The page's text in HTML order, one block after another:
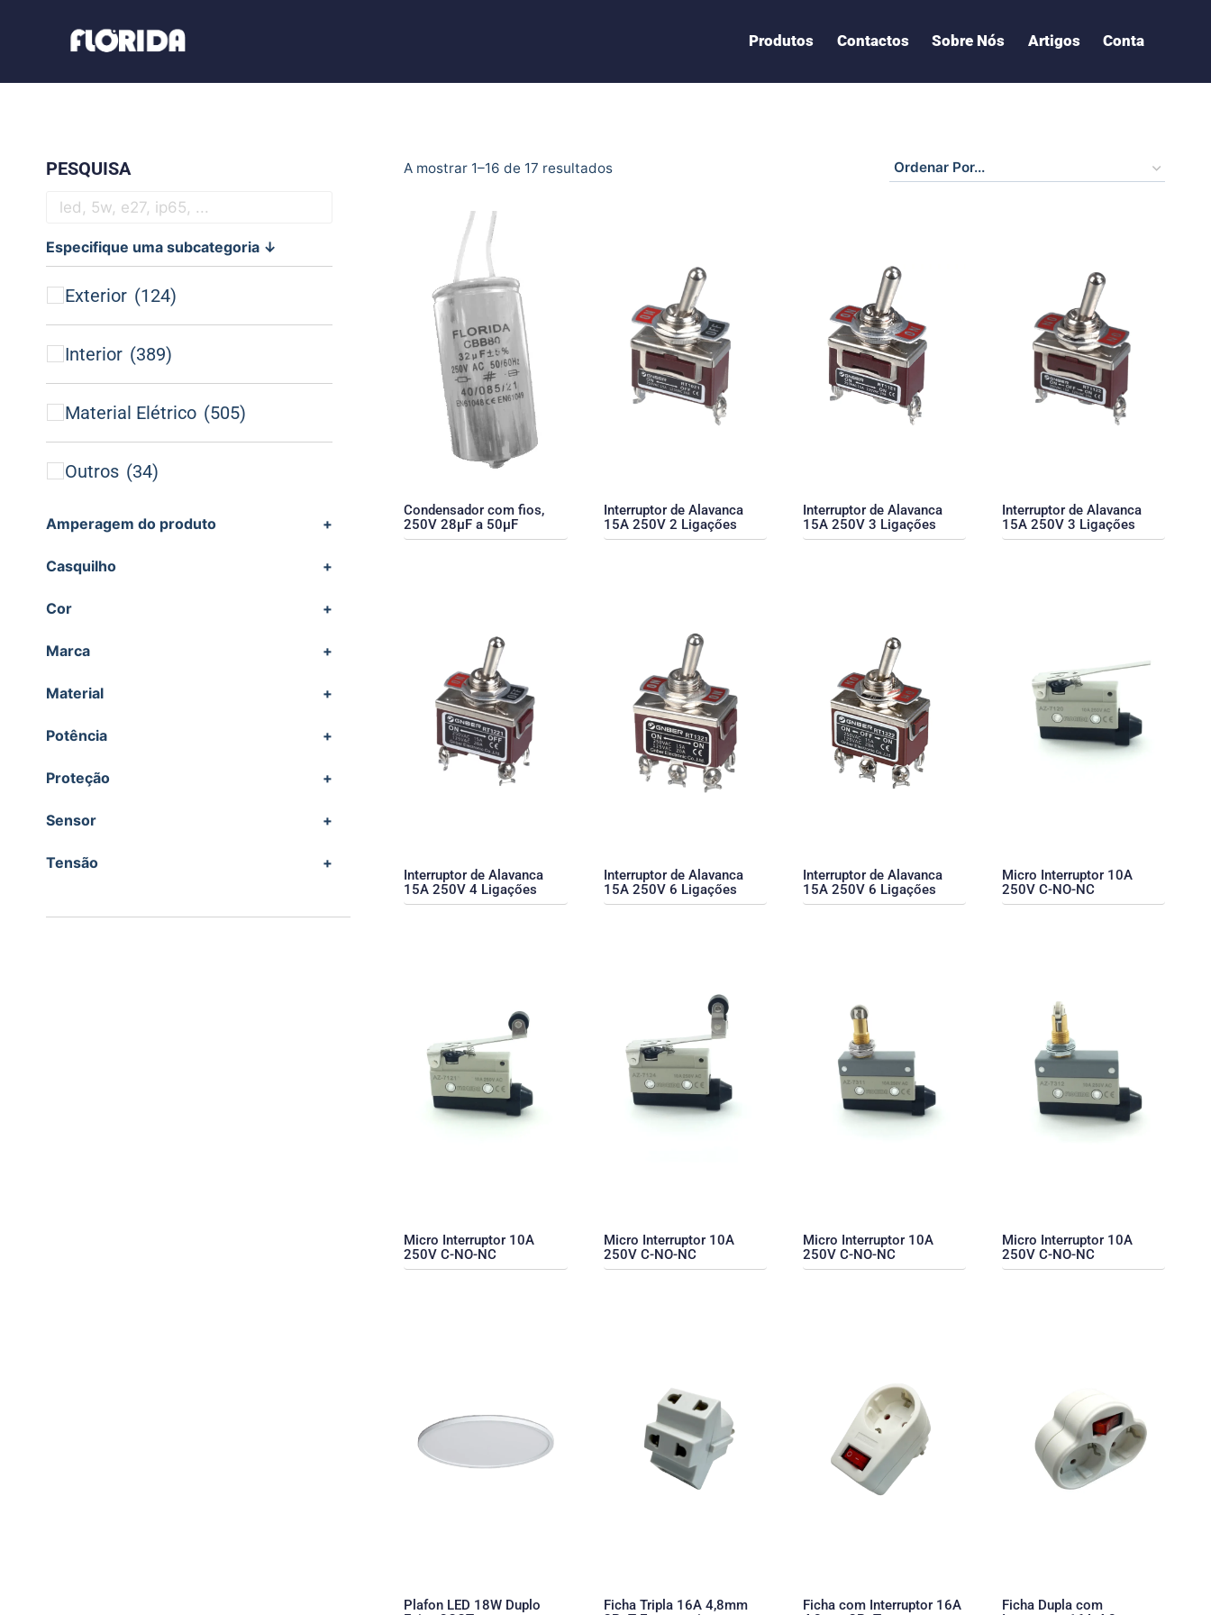
Produtos Contactos Sobre Nós Artigos Conta
A mostrar 1–16 de 17 resultados
Condensador com fios,
250V 28µF a 50µF
Interruptor de Alavanca
15A 250V 2 Ligaçőes
Interruptor de Alavanca
15A 250V 3 Ligaçőes
Interruptor de Alavanca
15A 250V 3 Ligaçőes
Interruptor de Alavanca
15A 250V 4 Ligaçőes
Interruptor de Alavanca
15A 250V 6 Ligaçőes
Interruptor de Alavanca
15A 250V 6 Ligaçőes
Micro Interruptor 10A
250V C-NO-NC
Micro Interruptor 10A
250V C-NO-NC
Micro Interruptor 10A
250V C-NO-NC
Micro Interruptor 10A
250V C-NO-NC
Micro Interruptor 10A
250V C-NO-NC
Plafon LED 18W Duplo
Ficha Tripla 16A 4,8mm
Ficha com Interruptor 16A
Ficha Dupla com
PESQUISA
Especifique uma subcategoria ↓
Exterior (124)
Interior (389)
Material Elétrico (505)
Outros (34)
Amperagem do produto +
Casquilho +
Cor +
Marca +
Material +
Potência +
Proteção +
Sensor +
Tensão +